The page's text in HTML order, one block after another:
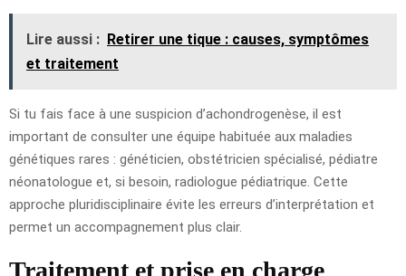
Lire aussi : Retirer une tique : causes, symptômes
et traitement
Si tu fais face à une suspicion d’achondrogenèse, il est
important de consulter une équipe habituée aux maladies
génétiques rares : généticien, obstétricien spécialisé, pédiatre
néonatologue et, si besoin, radiologue pédiatrique. Cette
approche pluridisciplinaire évite les erreurs d’interprétation et
permet un accompagnement plus clair.
Traitement et prise en charge